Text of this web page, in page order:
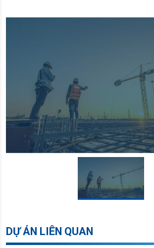
DỰ ÁN LIÊN QUAN